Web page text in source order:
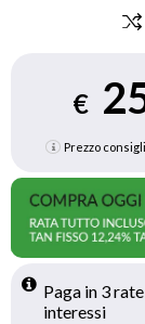
€
Prezzo
Paga in 3
interessi